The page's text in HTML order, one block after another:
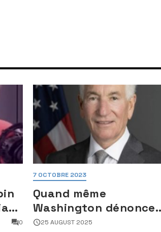
0
7 OCTOBRE 2023
Quand même
Washington dénonce
Macron :
25 AUGUST 2025